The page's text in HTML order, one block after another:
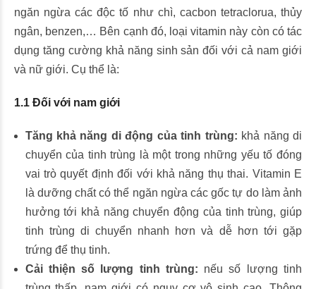
ngăn ngừa các độc tố như chì, cacbon tetraclorua, thủy
ngân, benzen,… Bên cạnh đó, loại vitamin này còn có tác
dụng tăng cường khả năng sinh sản đối với cả nam giới
và nữ giới. Cụ thể là:
1.1 Đối với nam giới
Tăng khả năng di động của tinh trùng: khả năng di
chuyển của tinh trùng là một trong những yếu tố đóng
vai trò quyết định đối với khả năng thụ thai. Vitamin E
là dưỡng chất có thể ngăn ngừa các gốc tự do làm ảnh
hưởng tới khả năng chuyển động của tinh trùng, giúp
tinh trùng di chuyển nhanh hơn và dễ hơn tới gặp
trứng để thụ tinh.
Cải thiện số lượng tinh trùng: nếu số lượng tinh